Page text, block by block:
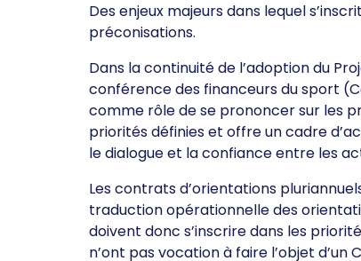
Des enjeux majeurs dans lequel
préconisations.
Dans la continuité de l’adoption du
conférence des financeurs du sport
comme rôle de se prononcer sur les
priorités définies et offre un cadre
le dialogue et la confiance entre les
Les contrats d’orientations
traduction opérationnelle des
doivent donc s’inscrire dans les
n’ont pas vocation à faire l’objet